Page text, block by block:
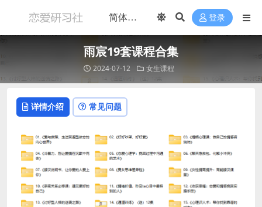
登录
雨宸19套课程合集
2024-07-12 女生课程
详情介绍 常见问题